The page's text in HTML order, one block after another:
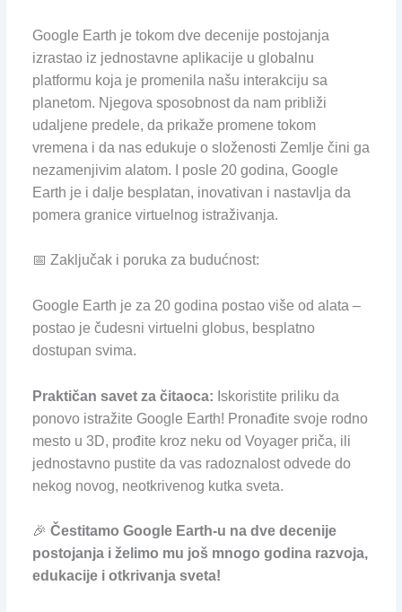
Google Earth je tokom dve decenije postojanja
izrastao iz jednostavne aplikacije u globalnu
platformu koja je promenila našu interakciju sa
planetom. Njegova sposobnost da nam približi
udaljene predele, da prikaže promene tokom
vremena i da nas edukuje o složenosti Zemlje čini ga
nezamenjivim alatom. I posle 20 godina, Google
Earth je i dalje besplatan, inovativan i nastavlja da
pomera granice virtuelnog istraživanja.
📅 Zaključak i poruka za budućnost:
Google Earth je za 20 godina postao više od alata –
postao je čudesni virtuelni globus, besplatno
dostupan svima.
Praktičan savet za čitaoca: Iskoristite priliku da
ponovo istražite Google Earth! Pronađite svoje rodno
mesto u 3D, prođite kroz neku od Voyager priča, ili
jednostavno pustite da vas radoznalost odvede do
nekog novog, neotkrivenog kutka sveta.
🎉 Čestitamo Google Earth-u na dve decenije
postojanja i želimo mu još mnogo godina razvoja,
edukacije i otkrivanja sveta!